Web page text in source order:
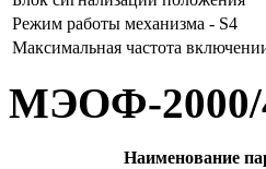
Режим работы механизма - S4
Максимальная частота
МЭОФ-2000/
Наименование